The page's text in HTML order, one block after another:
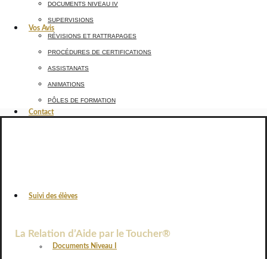
Vos Avis
Contact
Suivi des élèves
Documents Niveau I
DOCUMENTS NIVEAU IV
SUPERVISIONS
RÉVISIONS ET RATTRAPAGES
PROCÉDURES DE CERTIFICATIONS
ASSISTANATS
ANIMATIONS
PÔLES DE FORMATION
La Relation d’Aide par le Toucher®